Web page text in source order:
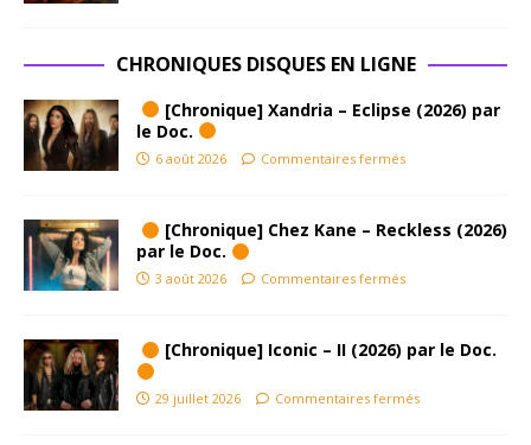
CHRONIQUES DISQUES EN LIGNE
[Chronique] Xandria – Eclipse (2026) par
le Doc.
6 août 2026 Commentaires fermés
[Chronique] Chez Kane – Reckless (2026)
par le Doc.
3 août 2026 Commentaires fermés
[Chronique] Iconic – II (2026) par le Doc.
29 juillet 2026 Commentaires fermés